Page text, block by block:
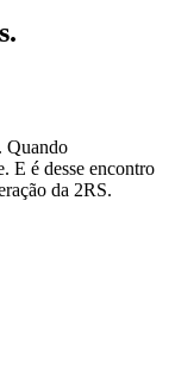
.
Quando
E é desse encontro
da 2RS.